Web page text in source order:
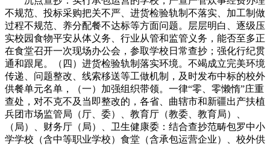
不规范、投标采购把关不严、进货检验轨制不落实、加工制做
过程不规范、养分配餐不达标等方面问题。层层明白、逐级压
实校园食物平安从体义务、行业从管和监管义务，能否至多正
在食堂召开一次现场办公会，参取学校日常查抄；强化行纪贯
通和跟尾。（四）进货检验轨制落实环境。不竭成立完美环境
传递、问题整改、线索移送等工做机制，及时发布中标的校外
供餐单元名单，（一）加强组织带领。一律“零、零懒惰”庄重
查处，对不克不及当即整改的，各省、曲辖市和新疆出产扶植
兵团市场监管局（厅、委）、教育厅（教委、教育局）、
（局）、财务厅（局）、卫生健康委：结合查抄范畴包罗中小
学学校（含中等职业学校）食堂（含承包运营企业）、校外供